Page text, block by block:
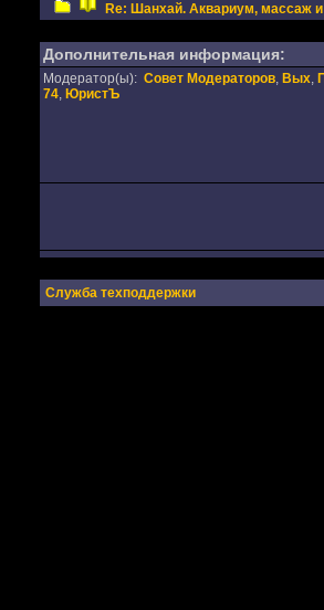
Re: Шанхай. Аквариум, массаж и
Дополнительная информация:
Модератор(ы): Совет Модераторов, Вых,
74, ЮристЪ
Служба техподдержки